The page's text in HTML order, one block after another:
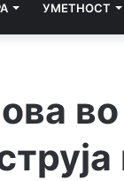
УМЕТНОСТ
во